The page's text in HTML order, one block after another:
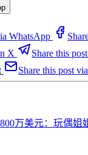
WhatsApp
X
Share this
Share this post
万美元：玩偶姐